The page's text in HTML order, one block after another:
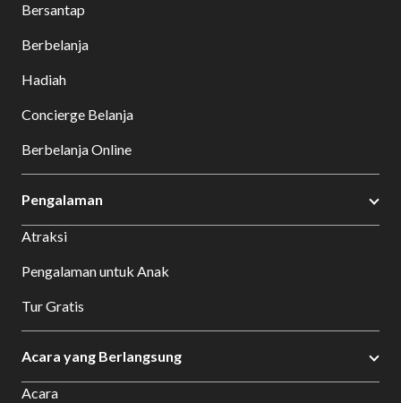
Bersantap
Berbelanja
Hadiah
Concierge Belanja
Berbelanja Online
Pengalaman
Atraksi
Pengalaman untuk Anak
Tur Gratis
Acara yang Berlangsung
Acara